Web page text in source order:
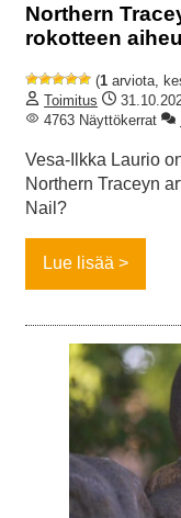
Northern
rokotteen
(1 arviota,
Toimitus
4763 Näyttökerrat
Vesa-Ilkka Laurio
Northern Traceyn
Nail?
Lue lisää